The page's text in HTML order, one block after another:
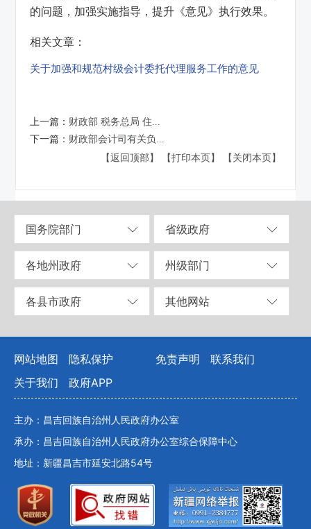
的问题，加强实施指导，提升《意见》执行效果。
相关文章：
关于加强和规范村级会计委托代理服务工作的意见
上一篇： 财政部 税务总局 住...
下一篇： 财政部会计司有关负...
【返回顶部】
【打印本页】 【关闭本页】
国务院部门 省级政府
各地州政府 州级部门
各县市政府 其他网站
网站地图 隐私保护 免责声明
联系我们
关于我们
政府APP
主办：昌吉回族自治州人民政府办公室
承办：昌吉回族自治州人民政府办公室综合保障中心
地址：新疆昌吉市延安北路54号